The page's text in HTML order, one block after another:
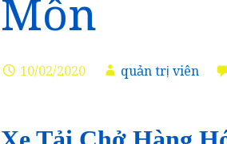
Môn
10/02/2020 quản trị viên